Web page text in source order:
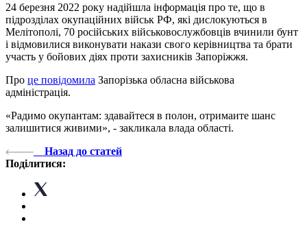
24 березня 2022 року надійшла інформація про те, що в
підрозділах окупаційних військ РФ, які дислокуються в
Мелітополі, 70 російських військовослужбовців вчинили бунт
і відмовилися виконувати накази свого керівництва та брати
участь у бойових діях проти захисників Запоріжжя.
Про це повідомила Запорізька обласна військова
адміністрація.
«Радимо окупантам: здавай‌теся в полон, отримаи‌те шанс
залишитися живими», - закликала влада області.
Назад до статей
Поділитися: